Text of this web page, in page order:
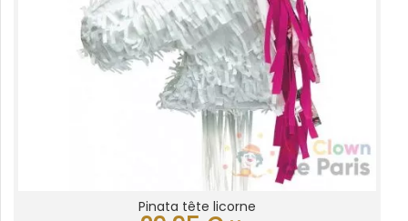
Pinata tête licorne